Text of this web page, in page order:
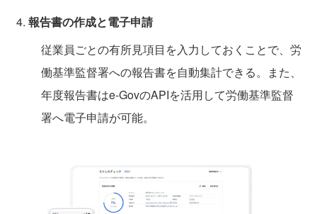
報告書の作成と電子申請
従業員ごとの有所見項目を入力しておくことで、労
働基準監督署への報告書を自動集計できる。また、
年度報告書はe-GovのAPIを活用して労働基準監督
署へ電子申請が可能。